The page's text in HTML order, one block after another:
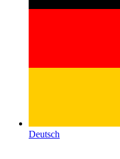
Deutsch